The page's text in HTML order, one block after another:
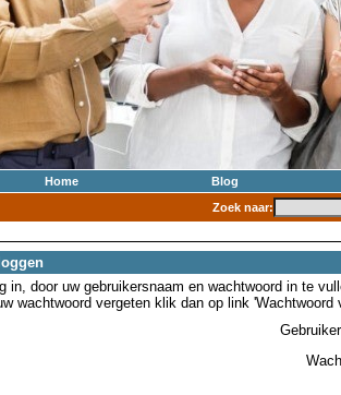
Home
Blog
Zoek naar:
in, door uw gebruikersnaam en wachtwoord in te
wachtwoord vergeten klik dan op link 'Wachtwoord